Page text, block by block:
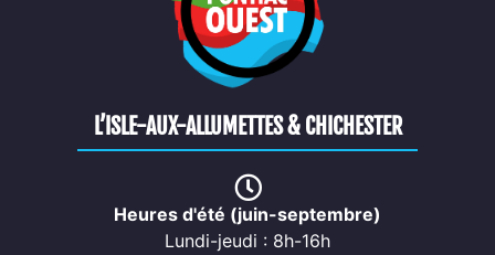
L’ISLE-AUX-ALLUMETTES & CHICHESTER
Heures d'été (juin-septembre)
Lundi-jeudi : 8h-16h